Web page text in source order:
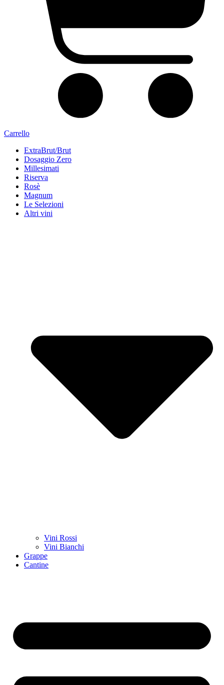
Carrello
ExtraBrut/Brut
Dosaggio Zero
Millesimati
Riserva
Rosè
Magnum
Le Selezioni
Altri vini
Vini Rossi
Vini Bianchi
Grappe
Cantine